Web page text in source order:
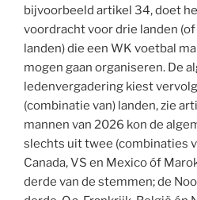
bijvoorbeeld artikel 34, doet
voordracht voor drie landen
landen) die een WK voetbal
mogen gaan organiseren. De
ledenvergadering kiest
(combinatie van) landen, zie
mannen van 2026 kon de
slechts uit twee (combinaties
Canada, VS en Mexico óf
derde van de stemmen; de